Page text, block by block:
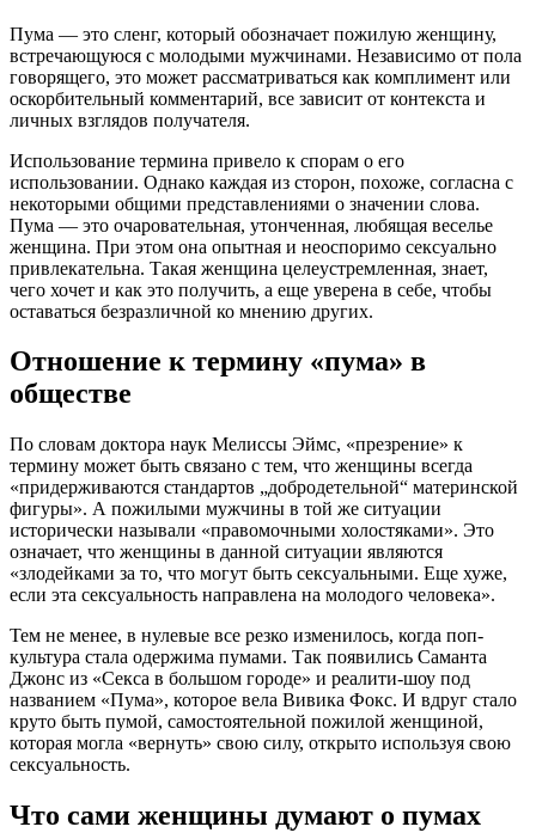
Пума — это сленг, который обозначает пожилую женщину,
встречающуюся с молодыми мужчинами. Независимо от пола
говорящего, это может рассматриваться как комплимент или
оскорбительный комментарий, все зависит от контекста и
личных взглядов получателя.
Использование термина привело к спорам о его
использовании. Однако каждая из сторон, похоже, согласна с
некоторыми общими представлениями о значении слова.
Пума — это очаровательная, утонченная, любящая веселье
женщина. При этом она опытная и неоспоримо сексуально
привлекательна. Такая женщина целеустремленная, знает,
чего хочет и как это получить, а еще уверена в себе, чтобы
оставаться безразличной ко мнению других.
Отношение к термину «пума» в
обществе
По словам доктора наук Мелиссы Эймс, «презрение» к
термину может быть связано с тем, что женщины всегда
«придерживаются стандартов „добродетельной“ материнской
фигуры». А пожилыми мужчины в той же ситуации
исторически называли «правомочными холостяками». Это
означает, что женщины в данной ситуации являются
«злодейками за то, что могут быть сексуальными. Еще хуже,
если эта сексуальность направлена на молодого человека».
Тем не менее, в нулевые все резко изменилось, когда поп-
культура стала одержима пумами. Так появились Саманта
Джонс из «Секса в большом городе» и реалити-шоу под
названием «Пума», которое вела Вивика Фокс. И вдруг стало
круто быть пумой, самостоятельной пожилой женщиной,
которая могла «вернуть» свою силу, открыто используя свою
сексуальность.
Что сами женщины думают о пумах